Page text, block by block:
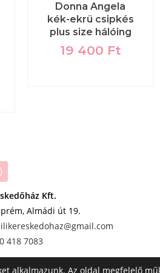
Donna Angela
kék-ekrü csipkés
plus size hálóing
19 400 Ft
Kft.
Almádi út 19.
418 7083
alkalmazunk. Az oldal megfelelő